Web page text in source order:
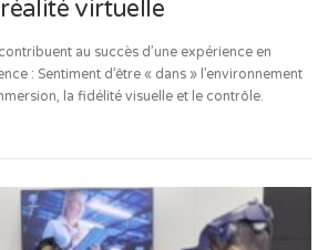
virtuelle
au succès d’une expérience en
: Sentiment d’être « dans » l’environnement
la fidélité visuelle et le contrôle.